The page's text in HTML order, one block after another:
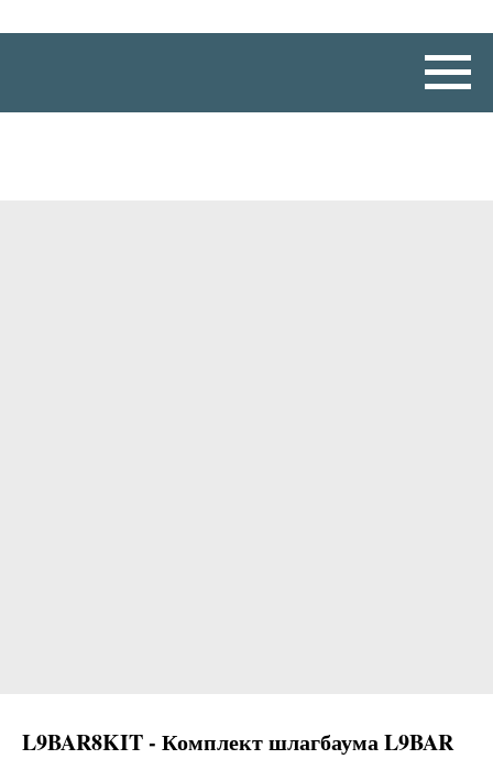
L9BAR8KIT - Комплект шлагбаума L9BAR